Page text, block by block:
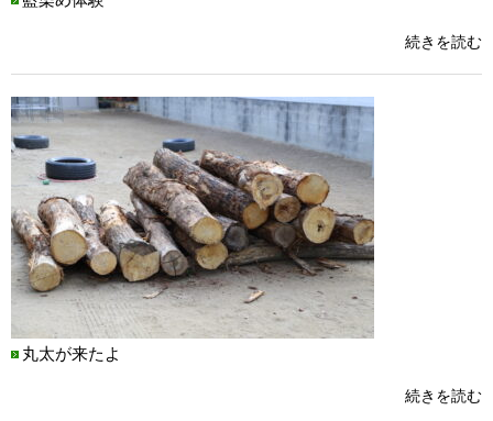
続きを読む
丸太が来たよ
続きを読む